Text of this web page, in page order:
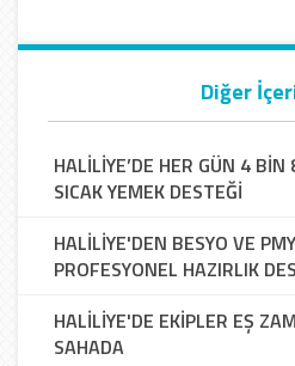
Diğer
HALİLİYE’DE HER GÜN 4
SICAK YEMEK DESTEĞİ
HALİLİYE'DEN BESYO VE
PROFESYONEL HAZIRLIK
HALİLİYE'DE EKİPLER EŞ
SAHADA